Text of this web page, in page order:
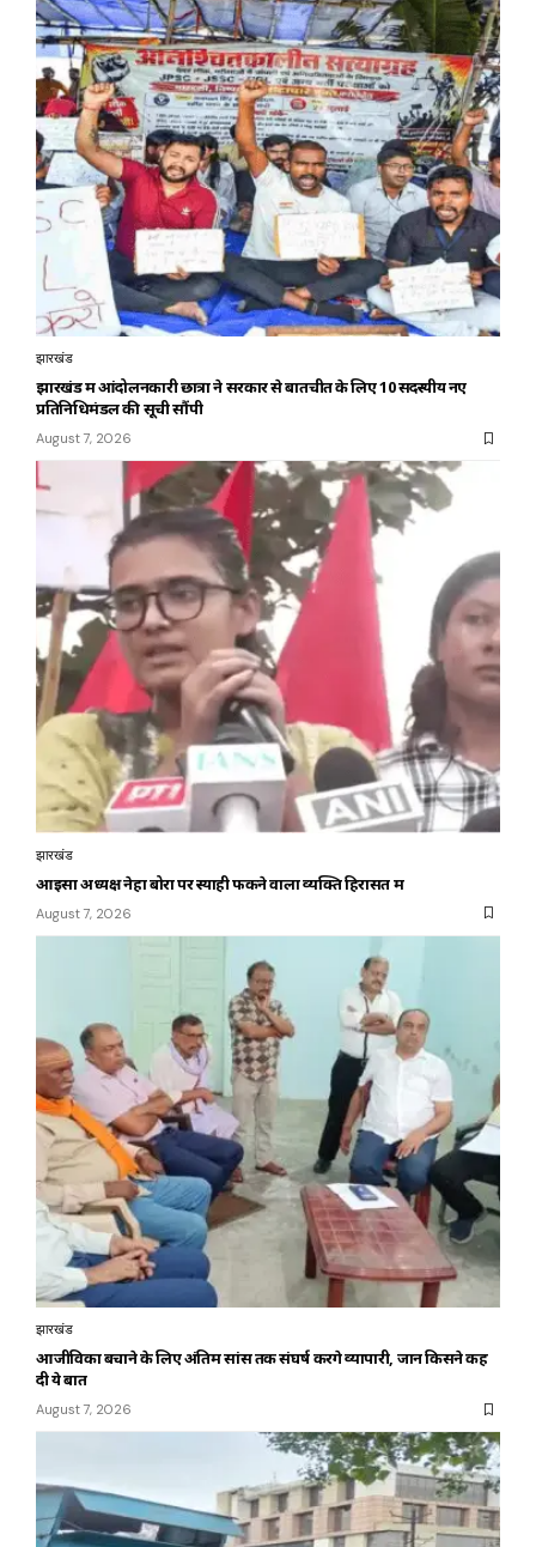
झारखंड
झारखंड में आंदोलनकारी छात्रों ने सरकार से बातचीत के लिए 10 सदस्यीय नए
प्रतिनिधिमंडल की सूची सौंपी
August 7, 2026
झारखंड
आइसा अध्यक्ष नेहा बोरा पर स्याही फेंकने वाला व्यक्ति हिरासत में
August 7, 2026
झारखंड
आजीविका बचाने के लिए अंतिम सांस तक संघर्ष करेंगे व्यापारी, जानें किसने कह
दी ये बात
August 7, 2026